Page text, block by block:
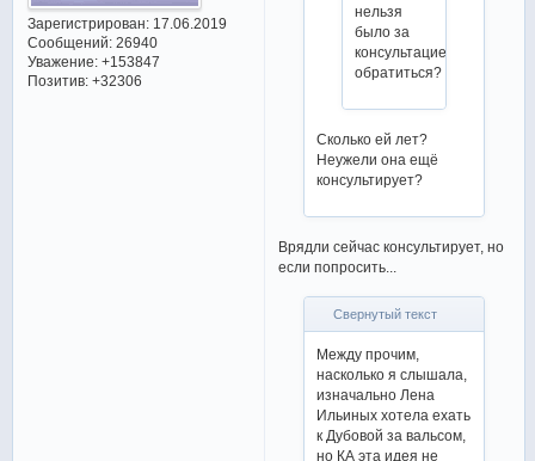
Зарегистрирован: 17.06.2019
Сообщений:26940
Уважение: +153847
Позитив: +32306
нельзя
было за
консультацией
обратиться?
Сколько ей лет?
Неужели она ещё
консультирует?
Врядли сейчас консультирует, но
если попросить...
Свернутый текст
Между прочим,
насколько я слышала,
изначально Лена
Ильиных хотела ехать
к Дубовой за вальсом,
но КА эта идея не